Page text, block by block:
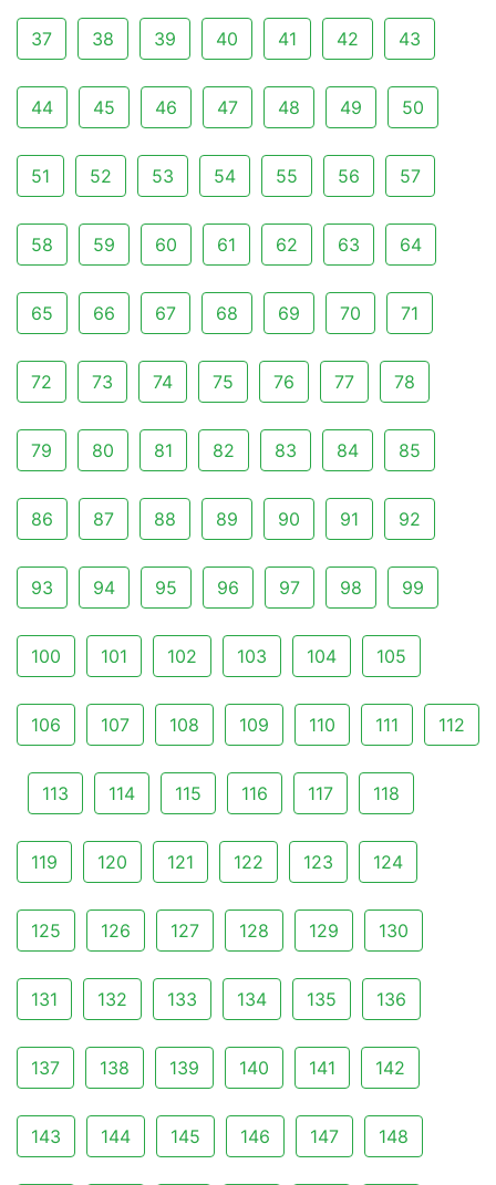
37 38 39 40 41 42 43
44 45 46 47 48 49 50
51 52 53 54 55 56 57
58 59 60 61 62 63 64
65 66 67 68 69 70 71
72 73 74 75 76 77 78
79 80 81 82 83 84 85
86 87 88 89 90 91 92
93 94 95 96 97 98 99
100 101 102 103 104 105
106 107 108 109 110 111 112
113 114 115 116 117 118
119 120 121 122 123 124
125 126 127 128 129 130
131 132 133 134 135 136
137 138 139 140 141 142
143 144 145 146 147 148